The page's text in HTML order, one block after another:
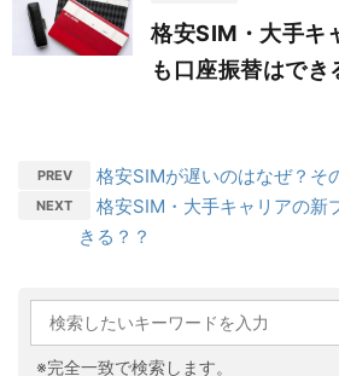
格安SIM・大手キ
も口座振替はでき
PREV 格安SIMが遅いのはなぜ？そ
NEXT
格安SIM・大手キャリアの新
きる？？
※完全一致で検索します。